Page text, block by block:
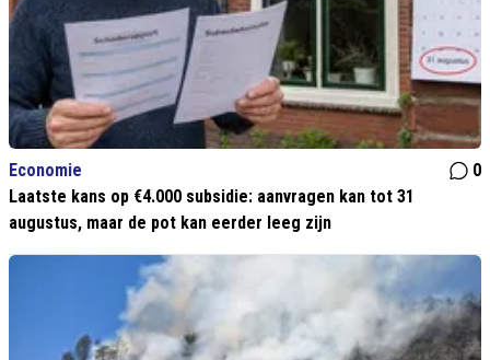
Economie
0
Laatste kans op €4.000 subsidie: aanvragen kan tot 31
augustus, maar de pot kan eerder leeg zijn